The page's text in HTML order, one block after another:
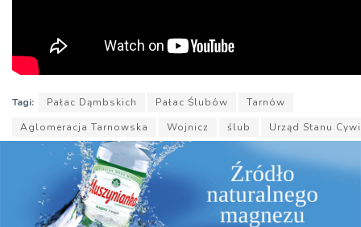
Tagi: Pałac Dąmbskich Pałac Ślubów
Tarnów
Aglomeracja Tarnowska
Wojnicz ślub Urząd Stanu